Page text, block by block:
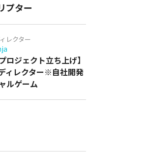
プター
レクター
ロジェクト立ち上げ】
ィレクター※自社開発
ルゲーム